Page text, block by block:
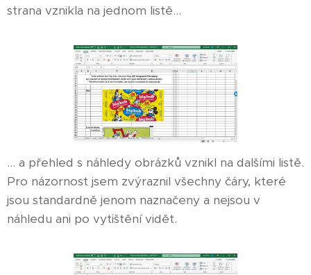
strana vznikla na jednom listě...
... a přehled s náhledy obrázků vznikl na dalšími listě.
Pro názornost jsem zvýraznil všechny čáry, které
jsou standardně jenom naznačeny a nejsou v
náhledu ani po vytištění vidět.